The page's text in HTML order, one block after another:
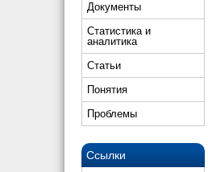
Документы
Статистика и
аналитика
Статьи
Понятия
Проблемы
Ссылки